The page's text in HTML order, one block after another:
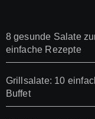
8 gesunde Salate
einfache Rezepte
Grillsalate: 10
Buffet